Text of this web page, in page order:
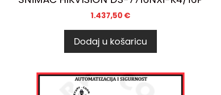
1.437,50€
Dodaj u košaricu